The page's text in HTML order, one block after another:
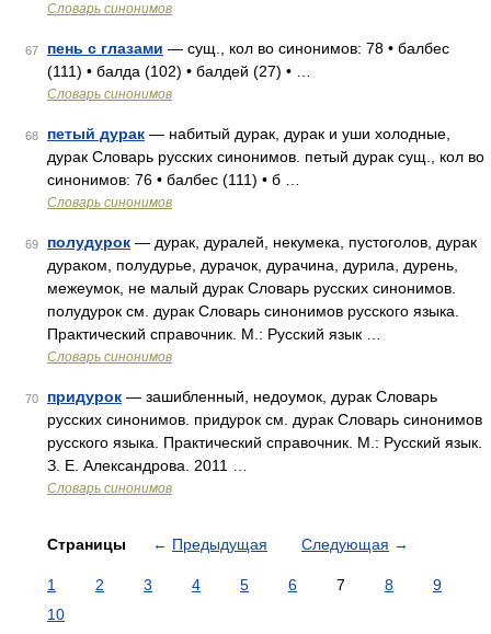
Словарь синонимов
67 пень с глазами — сущ., кол во синонимов: 78 • балбес
(111) • балда (102) • балдей (27) • …
Словарь синонимов
68 петый дурак — набитый дурак, дурак и уши холодные,
дурак Словарь русских синонимов. петый дурак сущ., кол во
синонимов: 76 • балбес (111) • б …
Словарь синонимов
69 полудурок — дурак, дуралей, некумека, пустоголов, дурак
дураком, полудурье, дурачок, дурачина, дурила, дурень,
межеумок, не малый дурак Словарь русских синонимов.
полудурок см. дурак Словарь синонимов русского языка.
Практический справочник. М.: Русский язык …
Словарь синонимов
70 придурок — зашибленный, недоумок, дурак Словарь
русских синонимов. придурок см. дурак Словарь синонимов
русского языка. Практический справочник. М.: Русский язык.
З. Е. Александрова. 2011 …
Словарь синонимов
Страницы ← Предыдущая Следующая →
1 2 3 4 5 6 7 8
9
10